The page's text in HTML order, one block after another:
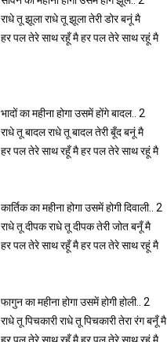
राधे तू झूला राधे तू झूला तेरी डोर बनूं मै
भादों का महीना होगा उसमें होंगे बादल.. 2
राधे तू बादल राधे तू बादल तेरी बूँद बनूं मै
कार्तिक का महीना होगा उसमें होगी दिवाली.. 2
राधे तू दीपक राधे तू दीपक तेरी जोत बनूँ मै
फागुन का महीना होगा उसमें होगी होली.. 2
राधे तू पिचकारी राधे तू पिचकारी तेरा रंग बनूँ मै